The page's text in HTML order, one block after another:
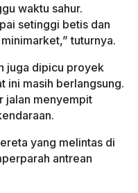
waktu sahur.
setinggi betis dan
tuturnya.
juga dipicu proyek
ini masih berlangsung.
jalan menyempit
yang melintas di
antrean